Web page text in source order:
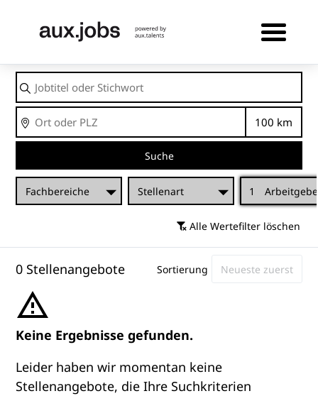
Jobtitel
oder
Stichwort
Ort
Suche
Fachbereiche Stellenart 1
Alle Wertefilter löschen
0 Stellenangebote Sortierung
Keine Ergebnisse gefunden.
Leider haben wir momentan keine
Stellenangebote, die Ihre Suchkriterien